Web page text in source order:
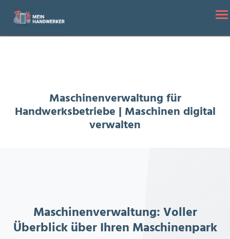
Startseite
Maschinenverwaltung für Handwerksbetriebe | Maschinen
digital verwalten
Maschinenverwaltung für
Handwerksbetriebe | Maschinen digital
verwalten
Maschinenverwaltung: Voller
Überblick über Ihren Maschinenpark